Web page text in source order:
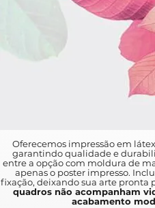
Oferecemos impressão em
garantindo qualidade e
entre a opção com moldura de
apenas o poster impresso.
fixação, deixando sua arte pronta
quadros não acompanham
acabamento